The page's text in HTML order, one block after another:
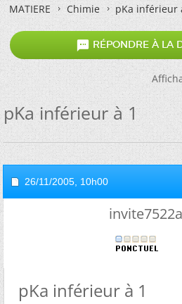
MATIERE
Chimie pKa inférieur
 RÉPONDRE À LA
pKa inférieur à 1
26/11/2005, 10h00
pKa inférieur à 1